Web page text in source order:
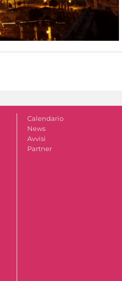
Calendario
News
Avvisi
Partner